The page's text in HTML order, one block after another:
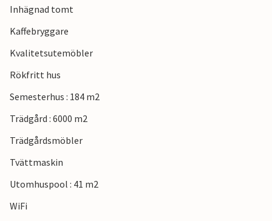
Inhägnad tomt
Kaffebryggare
Kvalitetsutemöbler
Rökfritt hus
Semesterhus : 184 m2
Trädgård : 6000 m2
Trädgårdsmöbler
Tvättmaskin
Utomhuspool : 41 m2
WiFi